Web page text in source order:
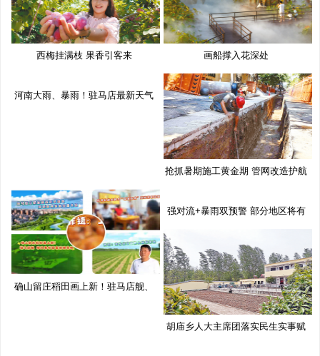
西梅挂满枝 果香引客来 画船撑入花深处
河南大雨、暴雨！驻马店最新天气
抢抓暑期施工黄金期 管网改造护航
确山留庄稻田画上新！驻马店舰、
强对流+暴雨双预警 部分地区将有
胡庙乡人大主席团落实民生实事赋